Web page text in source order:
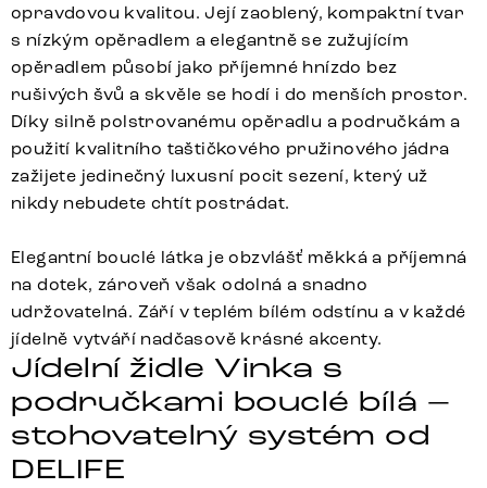
opravdovou kvalitou. Její zaoblený, kompaktní tvar
s nízkým opěradlem a elegantně se zužujícím
opěradlem působí jako příjemné hnízdo bez
rušivých švů a skvěle se hodí i do menších prostor.
Díky silně polstrovanému opěradlu a područkám a
použití kvalitního taštičkového pružinového jádra
zažijete jedinečný luxusní pocit sezení, který už
nikdy nebudete chtít postrádat.
Elegantní bouclé látka je obzvlášť měkká a příjemná
na dotek, zároveň však odolná a snadno
udržovatelná. Září v teplém bílém odstínu a v každé
jídelně vytváří nadčasově krásné akcenty.
Jídelní židle Vinka s
područkami bouclé bílá –
stohovatelný systém od
DELIFE